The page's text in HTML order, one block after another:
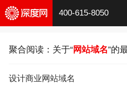
400-615-8050
聚合阅读：关于“网站域名”的
设计商业网站域名